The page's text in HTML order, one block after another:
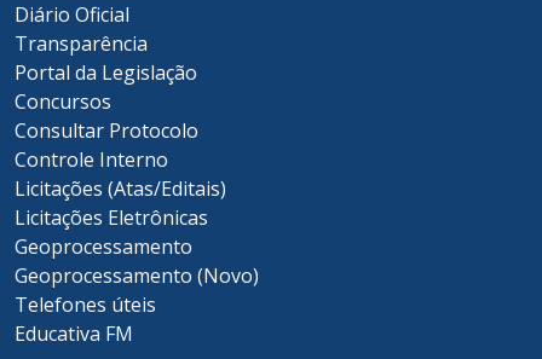
Diário Oficial
Transparência
Portal da Legislação
Concursos
Consultar Protocolo
Controle Interno
Licitações (Atas/Editais)
Licitações Eletrônicas
Geoprocessamento
Geoprocessamento (Novo)
Telefones úteis
Educativa FM